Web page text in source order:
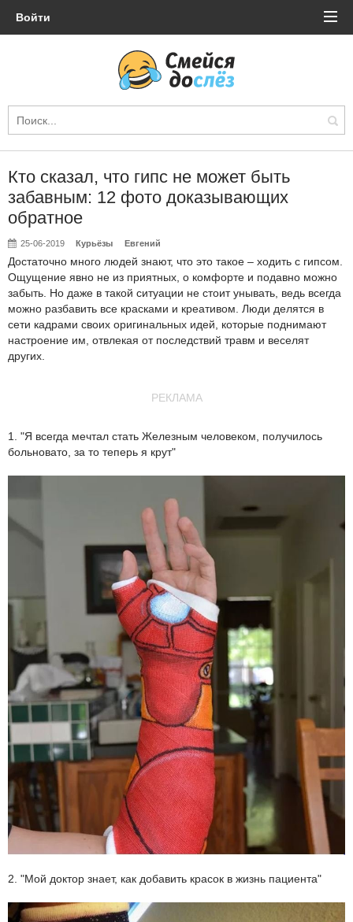
Войти
Кто сказал, что гипс не может быть
забавным: 12 фото доказывающих
обратное
25-06-2019 Курьёзы Евгений
Достаточно много людей знают, что это такое – ходить с гипсом.
Ощущение явно не из приятных, о комфорте и подавно можно
забыть. Но даже в такой ситуации не стоит унывать, ведь всегда
можно разбавить все красками и креативом. Люди делятся в
сети кадрами своих оригинальных идей, которые поднимают
настроение им, отвлекая от последствий травм и веселят
других.
РЕКЛАМА
1. "Я всегда мечтал стать Железным человеком, получилось
больновато, за то теперь я крут"
2. "Мой доктор знает, как добавить красок в жизнь пациента"